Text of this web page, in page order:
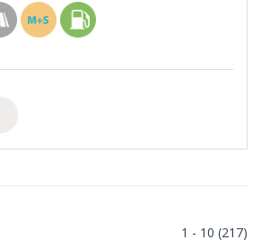
1 - 10 (217)